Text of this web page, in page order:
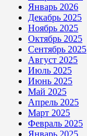
Январь 2026
Декабрь 2025
Ноябрь 2025
Октябрь 2025
Сентябрь 2025
Август 2025
Июль 2025
Июнь 2025
Май 2025
Апрель 2025
Март 2025
Февраль 2025
Январь 2025